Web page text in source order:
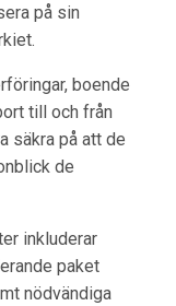
på sin
boende
till och från
säkra på att de
de
inkluderar
paket
nödvändiga